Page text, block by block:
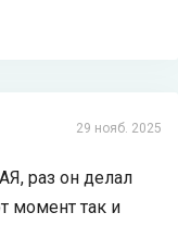
29 нояб. 2025
раз он делал
момент так и